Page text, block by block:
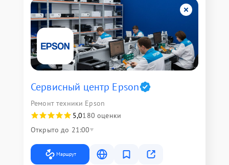
Сервисный центр Epson
Ремонт техники Epson
5,0180 оценки
Открыто до 21:00
Маршрут